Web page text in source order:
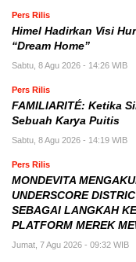
Pers Rilis
Himel Hadirkan Visi
“Dream Home”
Sabtu, 8 Agu 2026 - 14:26 WIB
Pers Rilis
FAMILIARITÉ: Ketika
Sebuah Karya Puitis
Sabtu, 8 Agu 2026 - 14:19 WIB
Pers Rilis
MONDEVITA
UNDERSCORE
SEBAGAI LANGKAH
PLATFORM MEREK
Jumat, 7 Agu 2026 - 09:32 WIB